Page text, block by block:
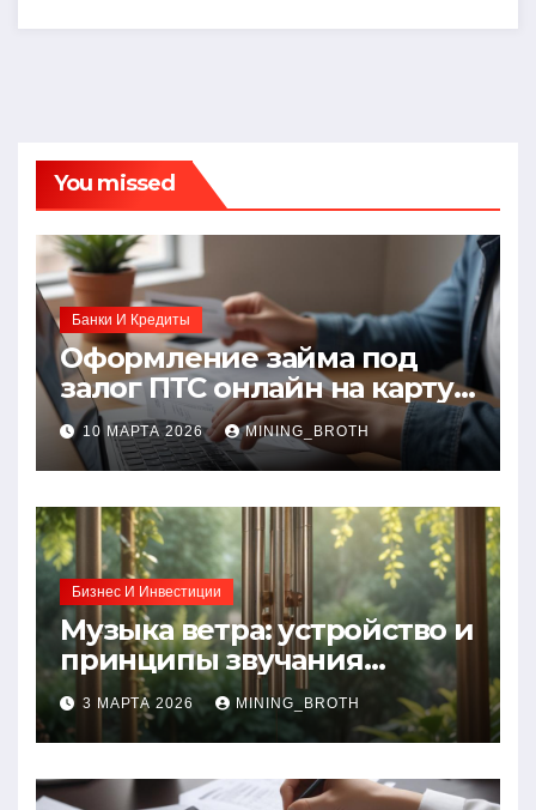
You missed
Банки И Кредиты
Оформление займа под
залог ПТС онлайн на карту
без визита в офис: порядок,
требования и документы
10 МАРТА 2026 MINING_BROTH
Бизнес И Инвестиции
Музыка ветра: устройство и
принципы звучания
колокольчиков
3 МАРТА 2026 MINING_BROTH